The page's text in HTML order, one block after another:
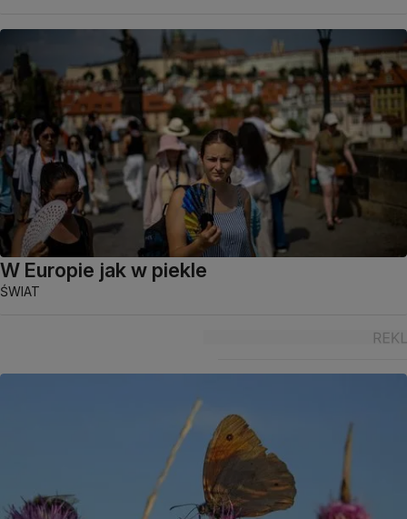
W Europie jak w piekle
ŚWIAT